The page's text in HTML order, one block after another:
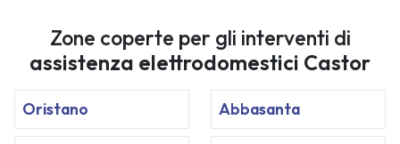
Zone coperte per gli interventi di
assistenza elettrodomestici Castor
Oristano Abbasanta